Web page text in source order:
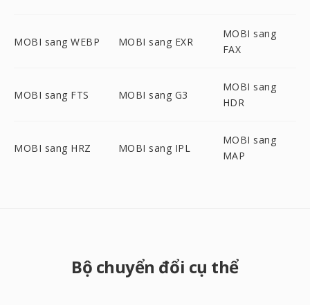
MOBI sang WEBP MOBI sang EXR
MOBI sang
FAX
MOBI sang FTS MOBI sang G3
MOBI sang
HDR
MOBI sang HRZ MOBI sang IPL
MOBI sang
MAP
Bộ chuyển đổi cụ thể